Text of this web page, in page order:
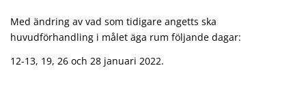
Med ändring av vad som tidigare angetts ska
huvudförhandling i målet äga rum följande dagar:
12-13, 19, 26 och 28 januari 2022.